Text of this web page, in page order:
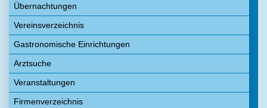
Übernachtungen
Vereinsverzeichnis
Gastronomische Einrichtungen
Arztsuche
Veranstaltungen
Firmenverzeichnis